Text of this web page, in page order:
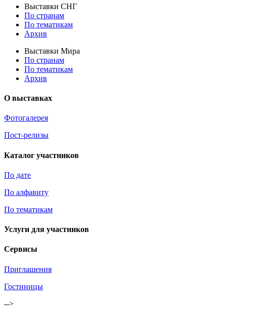
Выставки СНГ
По странам
По тематикам
Архив
Выставки Мира
По странам
По тематикам
Архив
О выставках
Фотогалерея
Пост-релизы
Каталог участников
По дате
По алфавиту
По тематикам
Услуги для участников
Сервисы
Приглашения
Гостиницы
-->